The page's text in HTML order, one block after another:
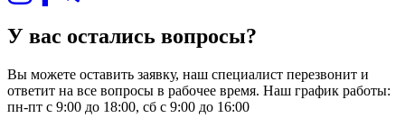
У вас остались вопросы?
Вы можете оставить заявку, наш специалист перезвонит и
ответит на все вопросы в рабочее время. Наш график работы:
пн-пт с 9:00 до 18:00, сб с 9:00 до 16:00